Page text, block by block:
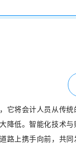
它将会计人员从传
降低。智能化技术
路上携手向前，共同